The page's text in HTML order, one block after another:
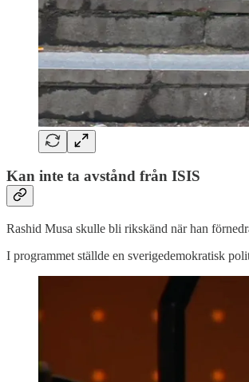
Kan inte ta avstånd från ISIS
Rashid Musa skulle bli rikskänd när han
I programmet ställde en sverigedemokratisk